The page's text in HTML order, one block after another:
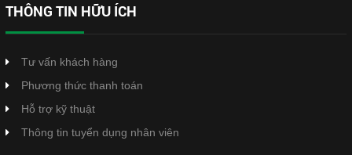
THÔNG TIN HỮU ÍCH
Tư vấn khách hàng
Phương thức thanh toán
Hỗ trợ kỹ thuật
Thông tin tuyển dụng nhân viên